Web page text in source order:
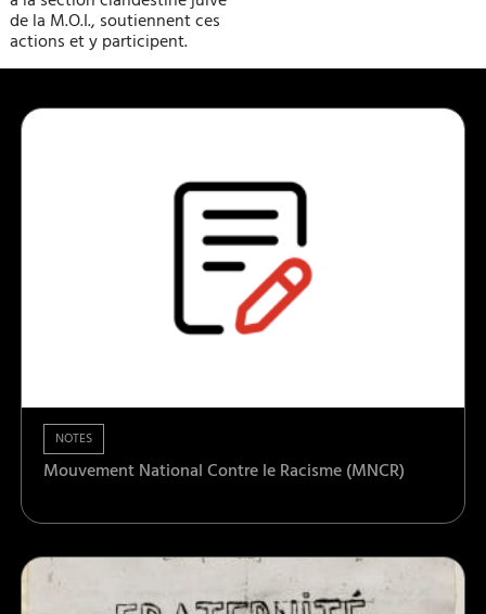
de la M.O.I., soutiennent ces
actions et y participent.
NOTES
Mouvement National Contre le Racisme (MNCR)